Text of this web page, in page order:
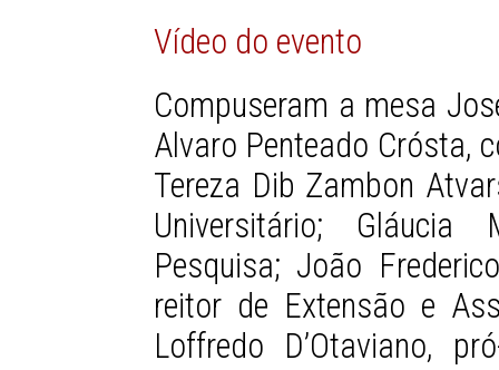
Vídeo do evento
Compuseram a mesa
Alvaro Penteado Crósta,
Tereza Dib Zambon
Universitário;
Pesquisa; João
reitor de Extensão e
Loffredo D’Otaviano,